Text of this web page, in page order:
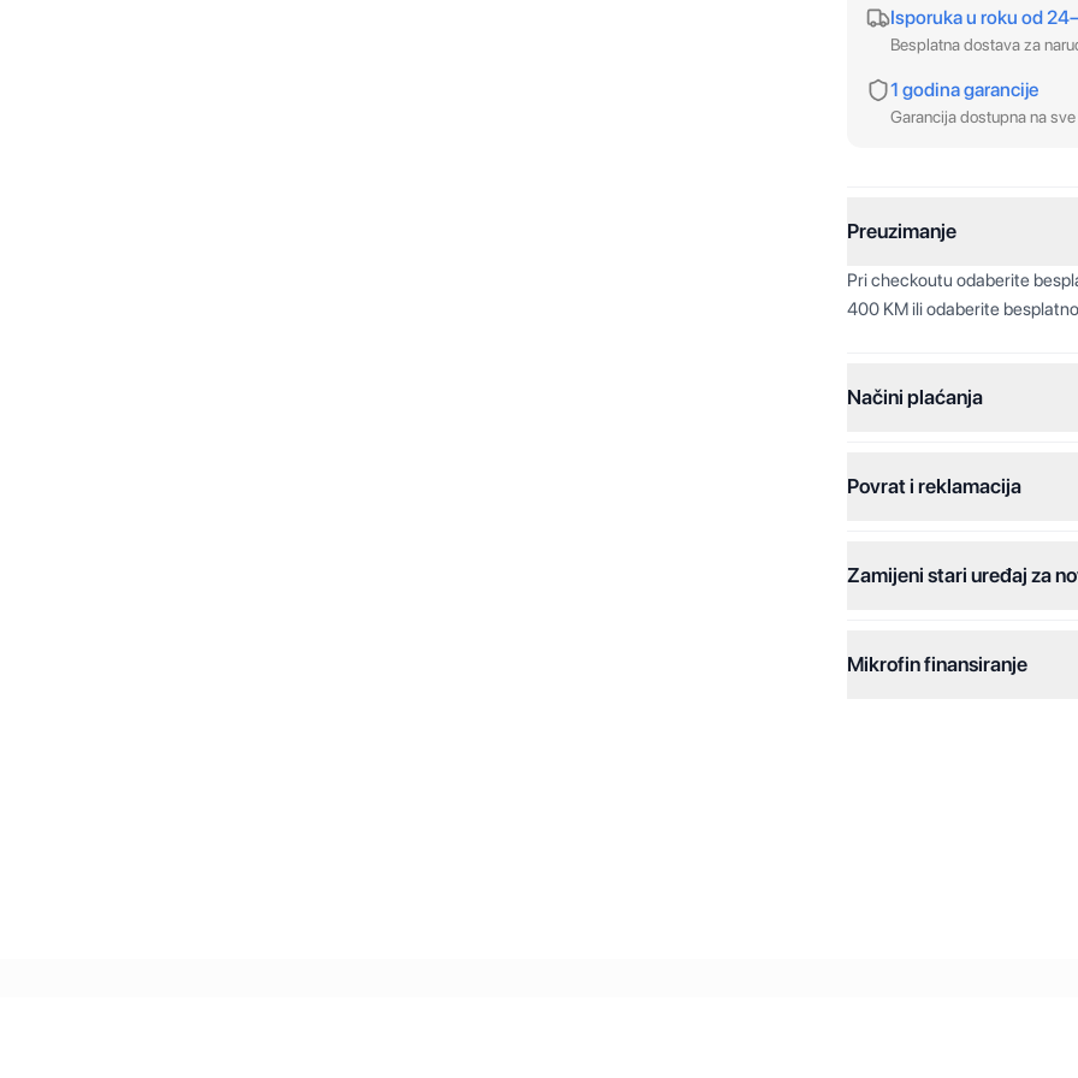
Isporuka u roku od
Besplatna dostava za
1 godina garancije
Garancija dostupna na
Preuzimanje
Pri checkoutu odaberite
400 KM ili odaberite
Načini plaćanja
Jednokratna plaćanja:
Dodatne opcije:
Online plaćanje na rate:
Povrat i reklamacija
Zamijeni stari uređaj za
Mikrofin finansiranje